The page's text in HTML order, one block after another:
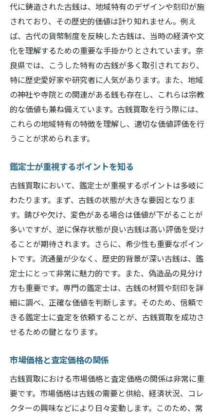
よくある質問とその回答
査定にまつわる疑問を徹底解説
プロに聞く査定の流れ
古銭買取で失敗しないためのQ&A
奈良県での査定に役立つ情報
初心者向けの査定ガイド
奈良県での古銭買取体験談〜成功するためのヒ
ント
実際の買取成功例に学ぶ
初心者が陥りがちなミスとは
成功の鍵となる準備のポイント
実体験から学ぶ買取のコツ
奈良県での買取体験をシェア
地域に根ざした奈良県の古銭買取業者の信頼性
を検証
地元密着の強みを持つ業者の特徴
信頼性を確認するためのチェックリスト
奈良県内での評判と実績を比較
地域密着型業者のメリットを活かす
安心して取引できる業者選びのポイント
長期的な信頼関係の築き方
代に鋳造された古銭は、地域特有のデザインや刻印が施
されており、その歴史的価値は計り知れません。例え
ば、古代の貨幣制度を反映した古銭は、当時の経済や文
化を理解するための重要な手掛かりとされています。奈
良県では、こうした特有の古銭が多く取引されており、
特に歴史愛好家や研究者に人気があります。また、地域
の神社や寺院との関連がある銭も存在し、これらは宗教
的な価値も兼ね備えています。古銭買取を行う際には、
これらの地域特有の特徴を理解し、適切な価値評価を行
うことが求められます。
鑑定士が重視するポイントを知る
古銭買取において、鑑定士が重視するポイントは多岐に
わたります。まず、古銭の状態が大きな要因となりま
す。錆びや欠け、変色がある場合は価値が下がることが
多いですが、逆に保存状態が良い古銭は高い評価を受け
ることが期待されます。さらに、希少性も重要なポイン
トです。流通量が少なく、歴史的背景が深い古銭は、鑑
定士にとって非常に魅力的です。また、偽造品の見分け
方も重要です。専門の鑑定士は、古銭の材質や刻印を詳
細に調べ、正確な価値を判断します。そのため、信頼で
きる鑑定士に査定を依頼することが、古銭買取を成功さ
せるための鍵となります。
市場価格と査定価格の関係
古銭買取における市場価格と査定価格の関係は非常に重
要です。市場価格は古銭の需要と供給、経済状況、コレ
クターの興味などにより日々変動します。このため、常